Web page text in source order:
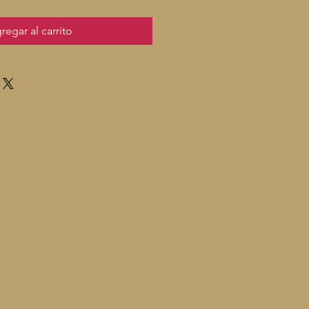
al carrito